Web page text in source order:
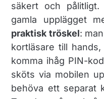
säkert och
gamla upplägget
praktisk tröskel:
kortläsare till
komma ihåg PIN-
sköts via mobilen
behöva ett separat